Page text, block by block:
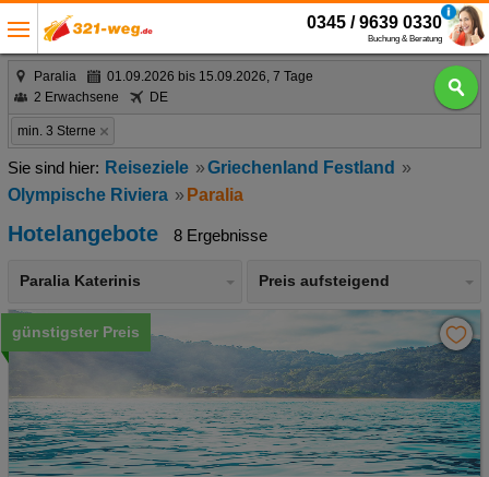
0345 / 9639 0330
Buchung & Beratung
Paralia
01.09.2026 bis 15.09.2026, 7 Tage
2 Erwachsene
DE
min. 3 Sterne
Reiseziele
Griechenland Festland
Olympische Riviera
Paralia
Hotelangebote 8 Ergebnisse
Paralia Katerinis Preis aufsteigend
günstigster Preis